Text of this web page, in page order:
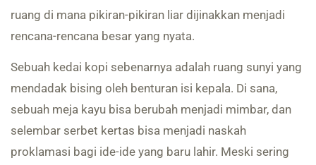
ruang di mana pikiran-pikiran liar dijinakkan menjadi
rencana-rencana besar yang nyata.
Sebuah kedai kopi sebenarnya adalah ruang sunyi yang
mendadak bising oleh benturan isi kepala. Di sana,
sebuah meja kayu bisa berubah menjadi mimbar, dan
selembar serbet kertas bisa menjadi naskah
proklamasi bagi ide-ide yang baru lahir. Meski sering